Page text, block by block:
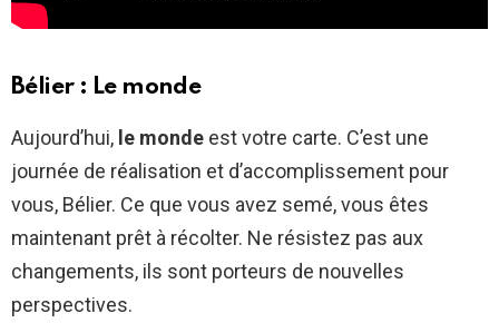
Bélier : Le monde
Aujourd’hui, le monde est votre carte. C’est une
journée de réalisation et d’accomplissement pour
vous, Bélier. Ce que vous avez semé, vous êtes
maintenant prêt à récolter. Ne résistez pas aux
changements, ils sont porteurs de nouvelles
perspectives.